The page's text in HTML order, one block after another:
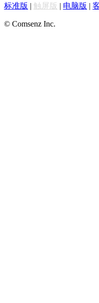
标准版 | 触屏版 | 电脑版 |
© Comsenz Inc.